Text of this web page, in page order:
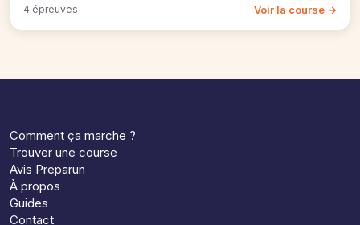
4 épreuves Voir la course →
Comment ça marche ?
Trouver une course
Avis Preparun
À propos
Guides
Contact